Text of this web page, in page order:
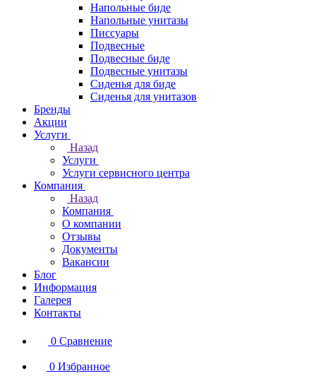
Напольные биде
Напольные унитазы
Писсуары
Подвесные
Подвесные биде
Подвесные унитазы
Сиденья для биде
Сиденья для унитазов
Бренды
Акции
Услуги
Назад
Услуги
Услуги сервисного центра
Компания
Назад
Компания
О компании
Отзывы
Документы
Вакансии
Блог
Информация
Галерея
Контакты
0 Сравнение
0 Избранное